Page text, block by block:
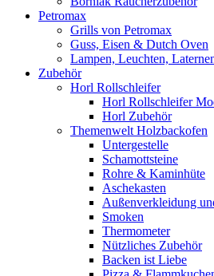
Petromax
Grills von Petromax
Guss, Eisen & Dutch Oven
Lampen, Leuchten,
Zubehör
Horl Rollschleifer
Horl Rollschleifer
Horl Zubehör
Themenwelt Holzbackofen
Untergestelle
Schamottsteine
Rohre & Kaminhüte
Aschekasten
Außenverkleidung
Smoken
Thermometer
Nützliches Zubehör
Backen ist Liebe